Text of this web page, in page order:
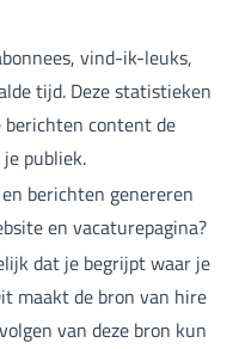
vind-ik-leuks,
tijd. Deze statistieken
berichten content de
publiek.
berichten genereren
en vacaturepagina?
dat je begrijpt waar je
maakt de bron van hire
van deze bron kun